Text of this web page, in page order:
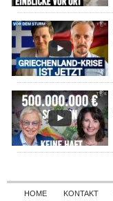
HOME KONTAKT